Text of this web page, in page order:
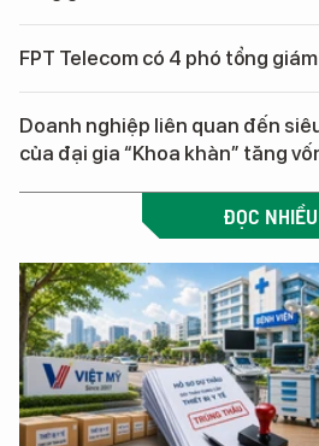
FPT Telecom có 4 phó tổng
Doanh nghiệp liên quan đến
của đại gia “Khoa khàn” tăng
ĐỌC NHIỀU